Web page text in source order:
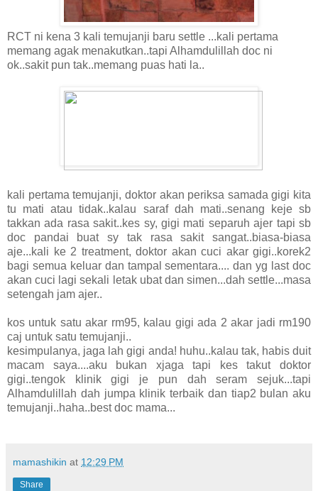
RCT ni kena 3 kali temujanji baru settle ...kali pertama
memang agak menakutkan..tapi Alhamdulillah doc ni
ok..sakit pun tak..memang puas hati la..
kali pertama temujanji, doktor akan periksa samada gigi kita
tu mati atau tidak..kalau saraf dah mati..senang keje sb
takkan ada rasa sakit..kes sy, gigi mati separuh ajer tapi sb
doc pandai buat sy tak rasa sakit sangat..biasa-biasa
aje...kali ke 2 treatment, doktor akan cuci akar gigi..korek2
bagi semua keluar dan tampal sementara.... dan yg last doc
akan cuci lagi sekali letak ubat dan simen...dah settle...masa
setengah jam ajer..
kos untuk satu akar rm95, kalau gigi ada 2 akar jadi rm190
caj untuk satu temujanji..
kesimpulanya, jaga lah gigi anda! huhu..kalau tak, habis duit
macam saya....aku bukan xjaga tapi kes takut doktor
gigi..tengok klinik gigi je pun dah seram sejuk...tapi
Alhamdulillah dah jumpa klinik terbaik dan tiap2 bulan aku
temujanji..haha..best doc mama...
mamashikin at 12:29 PM
Share